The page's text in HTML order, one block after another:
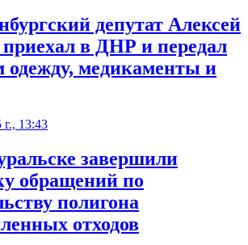
депутат Алексей
в ДНР и передал
одежду, медикаменты и
г., 13:43
завершили
обращений по
полигона
отходов